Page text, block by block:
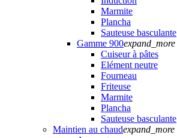
Marmite
Plancha
Sauteuse basculante
Gamme 900expand_more
Cuiseur à pâtes
Elément neutre
Fourneau
Friteuse
Marmite
Plancha
Sauteuse basculante
Maintien au chaudexpand_more